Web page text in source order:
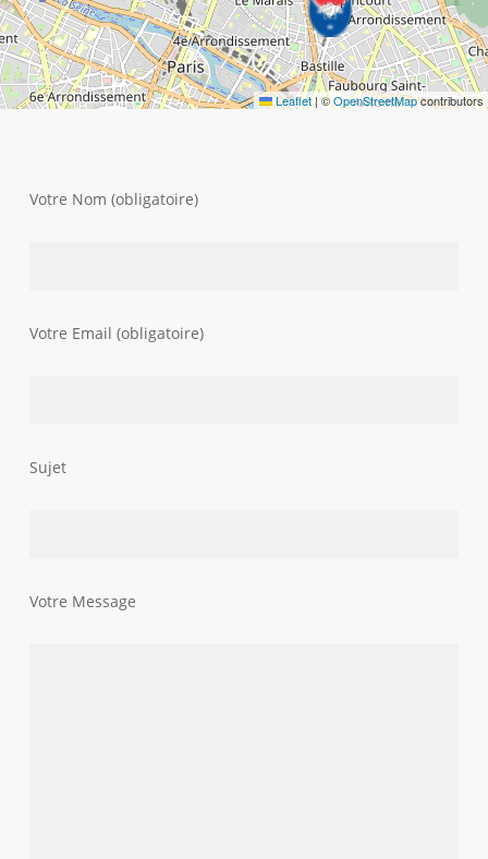
Leaflet|©OpenStreetMapcontributors
Votre Nom (obligatoire)
Votre Email (obligatoire)
Sujet
Votre Message